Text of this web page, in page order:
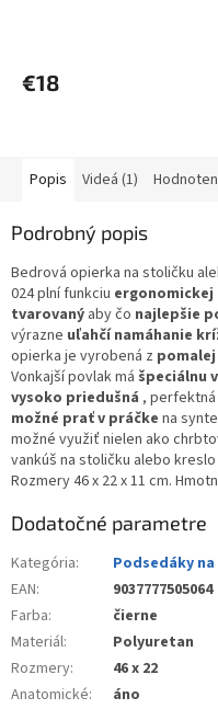
produktu
je
hviezdičiek.
€18
Popis Videá (1)
Podrobný popis
Bedrová opierka na stoličku
024 plní funkciu
tvarovaný aby čo najlepšie
výrazne uľahčí namáhanie
opierka je vyrobená z
Vonkajší povlak má špeciálnu
vysoko priedušná , perfektná
možné prať v práčke na
možné využiť nielen ako
vankúš na stoličku alebo
Rozmery 46 x 22 x 11 cm.
Dodatočné parametre
Kategória:
Podsedáky
EAN:
9037777505064
Farba:
čierne
Materiál:
Polyuretan
Rozmery:
46 x 22
Anatomické:
áno